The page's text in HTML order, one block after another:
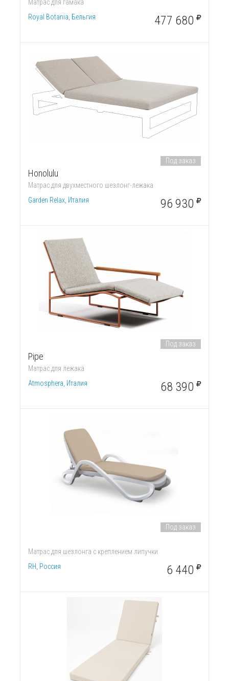
Матрас для гамака
Royal Botania, Бельгия
477 680
Honolulu
Матрас для двухместного шезлонг-лежака
Garden Relax, Италия
Под заказ
96 930
Pipe
Матрас для лежака
Atmosphera, Италия
Под заказ
68 390
Матрас для шезлонга с креплением липучки
RH, Россия
Под заказ
6 440